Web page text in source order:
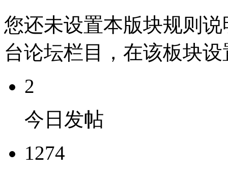
您还未设置本版块规则
台论坛栏目，在该板块
2
今日发帖
1274